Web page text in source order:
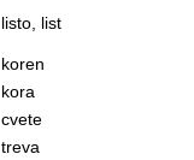
listo, list
koren
kora
cvete
treva